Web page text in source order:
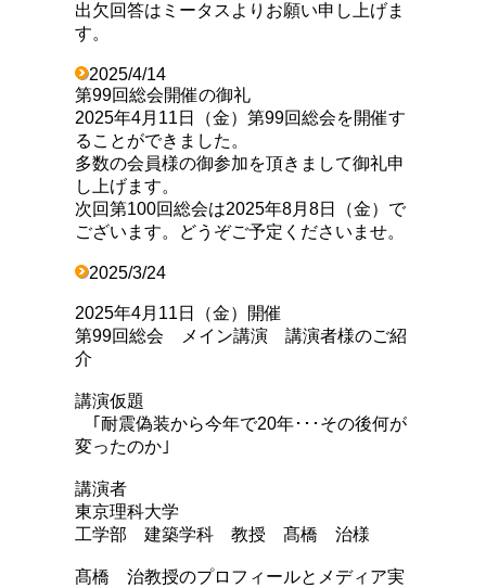
出欠回答はミータスよりお願い申し上げま
す。
2025/4/14
第99回総会開催の御礼
2025年4月11日（金）第99回総会を開催す
ることができました。
多数の会員様の御参加を頂きまして御礼申
し上げます。
次回第100回総会は2025年8月8日（金）で
ございます。どうぞご予定くださいませ。
2025/3/24
2025年4月11日（金）開催
第99回総会 メイン講演 講演者様のご紹
介
講演仮題
｢耐震偽装から今年で20年･･･その後何が
変ったのか｣
講演者
東京理科大学
工学部 建築学科 教授 髙橋 治様
髙橋 治教授のプロフィールとメディア実